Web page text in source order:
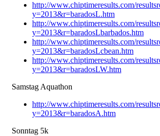
http://www.chiptimeresults.com/
y=2013&r=baradosL.htm
http://www.chiptimeresults.com/
y=2013&r=baradosLbarbados.htm
http://www.chiptimeresults.com/
y=2013&r=baradosLcbean.htm
http://www.chiptimeresults.com/
y=2013&r=baradosLW.htm
Samstag Aquathon
http://www.chiptimeresults.com/
y=2013&r=baradosA.htm
Sonntag 5k